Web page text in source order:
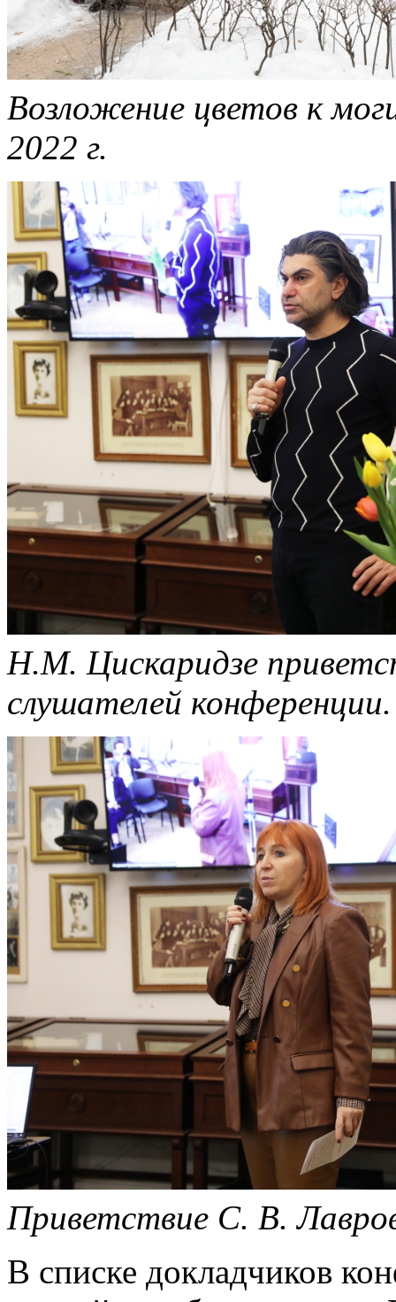
Возложение цветов к
2022 г.
Н.М. Цискаридзе
слушателей конференции.
Приветствие С. В.
В списке докладчиков